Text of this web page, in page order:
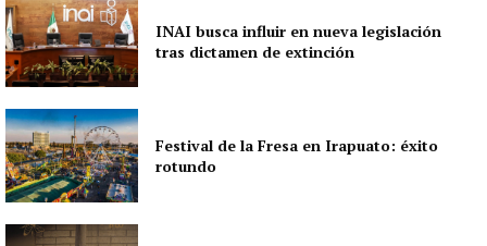
INAI busca influir en nueva legislación
tras dictamen de extinción
Festival de la Fresa en Irapuato: éxito
rotundo